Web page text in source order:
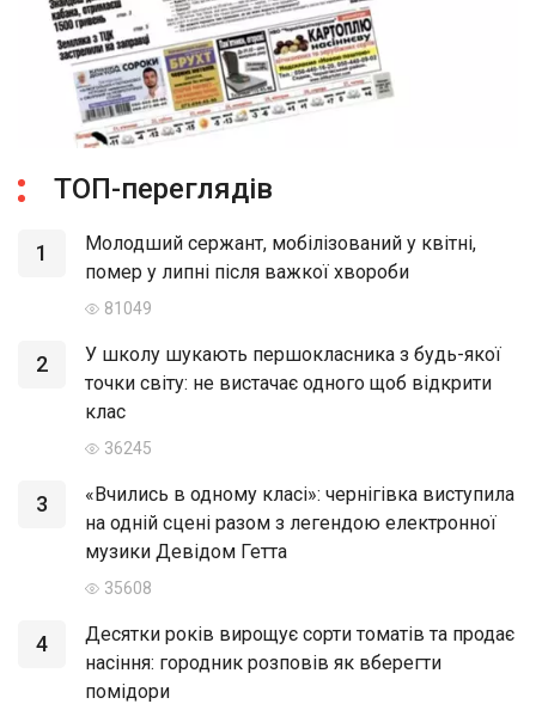
ТОП-переглядів
1
Молодший сержант, мобілізований у квітні,
помер у липні після важкої хвороби
81049
2
У школу шукають першокласника з будь-якої
точки світу: не вистачає одного щоб відкрити
клас
36245
3
«Вчились в одному класі»: чернігівка виступила
на одній сцені разом з легендою електронної
музики Девідом Гетта
35608
4
Десятки років вирощує сорти томатів та продає
насіння: городник розповів як вберегти
помідори